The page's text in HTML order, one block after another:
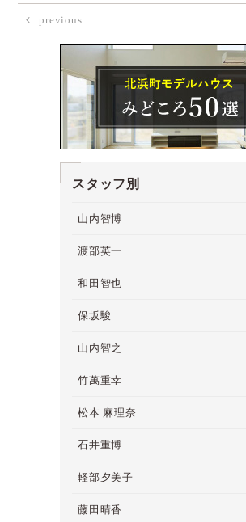
previous
スタッフ別
山内智博
渡部英一
和田智也
保坂駿
山内智之
竹萬重幸
松本 麻理奈
石井重博
軽部夕美子
藤田晴香